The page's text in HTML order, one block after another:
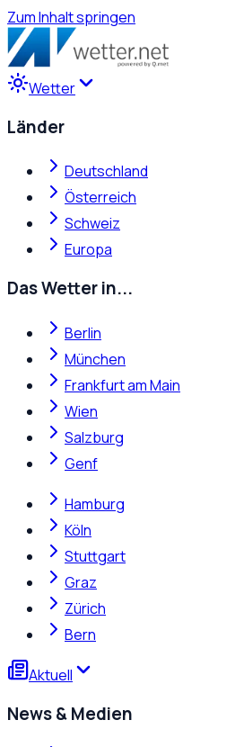
Zum Inhalt springen
Wetter
Länder
Deutschland
Österreich
Schweiz
Europa
Das Wetter in...
Berlin
München
Frankfurt am Main
Wien
Salzburg
Genf
Hamburg
Köln
Stuttgart
Graz
Zürich
Bern
Aktuell
News & Medien